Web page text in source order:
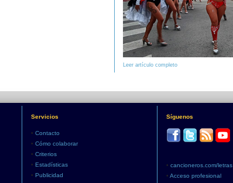
Leer artículo completo
Servicios
• Contacto
• Cómo colaborar
• Criterios
• Estadísticas
• Publicidad
Síguenos
• cancioneros.com/letras
• Acceso profesional